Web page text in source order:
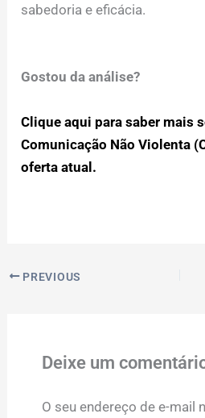
sabedoria e eficácia.
Gostou da análise?
Clique aqui para saber mais
Comunicação Não Violenta
oferta atual.
PREVIOUS
Deixe um
O seu endereço de e-mail